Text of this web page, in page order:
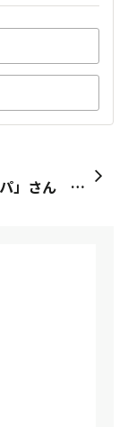
「ゲロッパ」さん 名古屋